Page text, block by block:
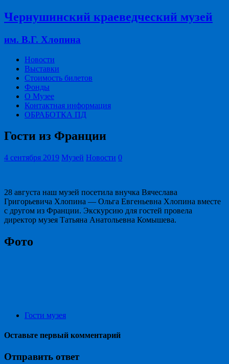
Чернушинский краеведческий музей
им. В.Г. Хлопина
Новости
Выставки
Стоимость билетов
Фонды
О Музее
Контактная информация
ОБРАБОТКА ПД
Гости из Франции
4 сентября 2019 Музей Новости 0
28 августа наш музей посетила внучка Вячеслава
Григорьевича Хлопина — Ольга Евгеньевна Хлопина вместе
с другом из Франции. Экскурсию для гостей провела
директор музея Татьяна Анатольевна Комышева.
Фото
Гости музея
Оставьте первый комментарий
Отправить ответ